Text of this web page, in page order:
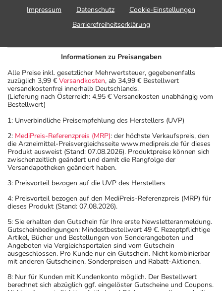
Impressum
Datenschutz
Cookie-Einstellungen
Barrierefreiheitserklärung
Informationen zu Preisangaben
Alle Preise inkl. gesetzlicher Mehrwertsteuer, gegebenenfalls
zuzüglich 3,99 € Versandkosten, ab 34,99 € Bestellwert
versandkostenfrei innerhalb Deutschlands.
(Lieferung nach Österreich: 4,95 € Versandkosten unabhängig vom
Bestellwert)
1: Unverbindliche Preisempfehlung des Herstellers (UVP)
2: MediPreis-Referenzpreis (MRP): der höchste Verkaufspreis, den
die Arzneimittel-Preisvergleichsseite www.medipreis.de für dieses
Produkt ausweist (Stand: 07.08.2026). Produktpreise können sich
zwischenzeitlich geändert und damit die Rangfolge der
Versandapotheken geändert haben.
3: Preisvorteil bezogen auf die UVP des Herstellers
4: Preisvorteil bezogen auf den MediPreis-Referenzpreis (MRP) für
dieses Produkt (Stand: 07.08.2026).
5: Sie erhalten den Gutschein für Ihre erste Newsletteranmeldung.
Gutscheinbedingungen: Mindestbestellwert 49 €. Rezeptpflichtige
Artikel, Bücher und Bestellungen von Sonderangeboten und
Angeboten via Vergleichsportalen sind vom Gutschein
ausgeschlossen. Pro Kunde nur ein Gutschein. Nicht kombinierbar
mit anderen Gutscheinen, Sonderpreisen und Rabatt-Aktionen.
8: Nur für Kunden mit Kundenkonto möglich. Der Bestellwert
berechnet sich abzüglich ggf. eingelöster Gutscheine und Coupons.